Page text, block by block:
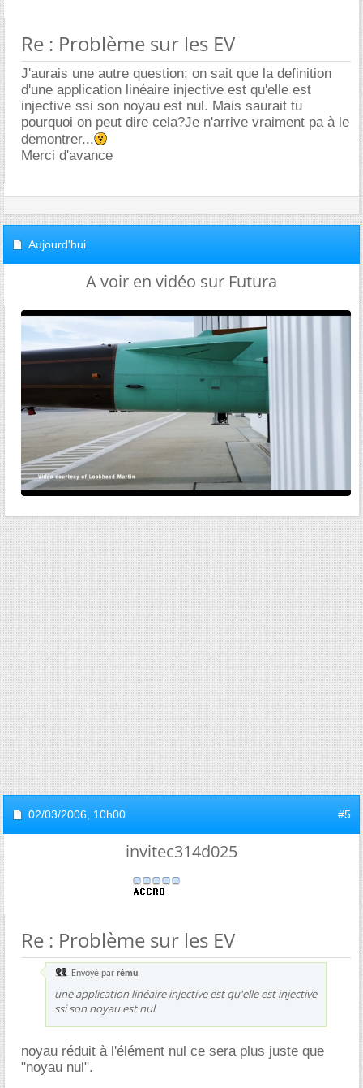
Re : Problème sur les EV
J'aurais une autre question; on sait que la definition
d'une application linéaire injective est qu'elle est
injective ssi son noyau est nul. Mais saurait tu
pourquoi on peut dire cela?Je n'arrive vraiment pa à le
demontrer...
Merci d'avance
Aujourd'hui
A voir en vidéo sur Futura
02/03/2006, 10h00 #5
invitec314d025
Re : Problème sur les EV
Envoyé par rému
une application linéaire injective est qu'elle est injective
ssi son noyau est nul
noyau réduit à l'élément nul ce sera plus juste que
"noyau nul".